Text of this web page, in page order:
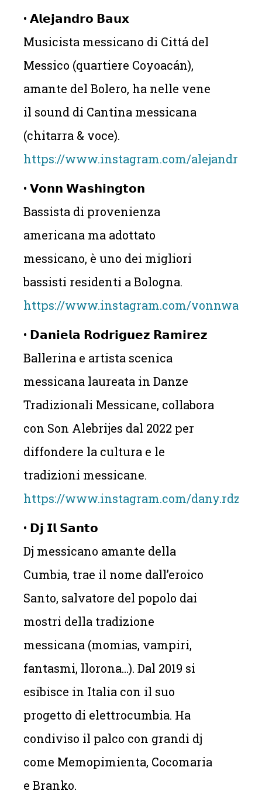
• 𝗔𝗹𝗲𝗷𝗮𝗻𝗱𝗿𝗼 𝗕𝗮𝘂𝘅
Musicista messicano di Cittá del
Messico (quartiere Coyoacán),
amante del Bolero, ha nelle vene
il sound di Cantina messicana
(chitarra & voce).
https://www.instagram.com/
• 𝗩𝗼𝗻𝗻 𝗪𝗮𝘀𝗵𝗶𝗻𝗴𝘁𝗼𝗻
Bassista di provenienza
americana ma adottato
messicano, è uno dei migliori
bassisti residenti a Bologna.
https://www.instagram.com/
• 𝗗𝗮𝗻𝗶𝗲𝗹𝗮 𝗥𝗼𝗱𝗿𝗶𝗴𝘂𝗲𝘇 𝗥𝗮𝗺𝗶𝗿𝗲𝘇
Ballerina e artista scenica
messicana laureata in Danze
Tradizionali Messicane, collabora
con Son Alebrijes dal 2022 per
diffondere la cultura e le
tradizioni messicane.
https://www.instagram.com/
• 𝗗𝗷 𝗜𝗹 𝗦𝗮𝗻𝘁𝗼
Dj messicano amante della
Cumbia, trae il nome dall’eroico
Santo, salvatore del popolo dai
mostri della tradizione
messicana (momias, vampiri,
fantasmi, llorona…). Dal 2019 si
esibisce in Italia con il suo
progetto di elettrocumbia. Ha
condiviso il palco con grandi dj
come Memopimienta, Cocomaria
e Branko.